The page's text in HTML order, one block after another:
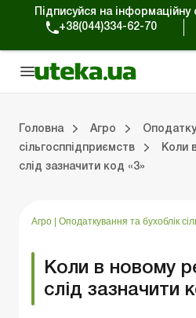
Підписуйся на
+38(044)334-62-70
Головна Агро
сільгосппідприємств
Коли
слід зазначити код «3»
Агро Оподаткування та бухоблік
Коли в новому
слід зазначити